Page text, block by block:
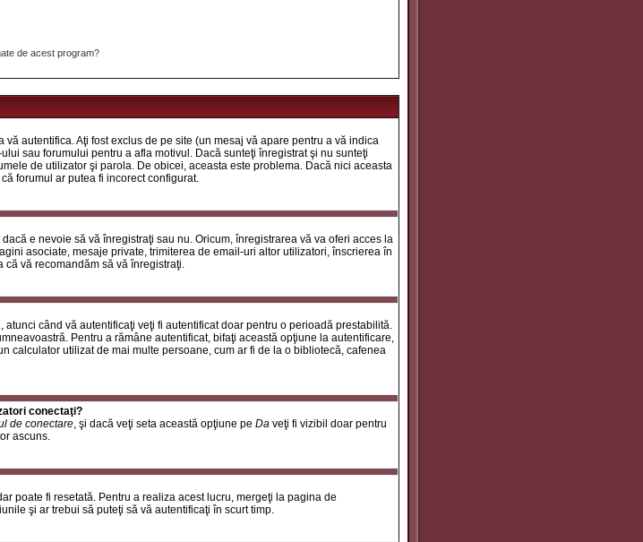
de acest program?
autentifica. Aţi fost exclus de pe site (un mesaj vă apare pentru a vă indica
sau forumului pentru a afla motivul. Dacă sunteţi înregistrat şi nu sunteţi
de utilizator şi parola. De obicei, aceasta este problema. Dacă nici aceasta
forumul ar putea fi incorect configurat.
e nevoie să vă înregistraţi sau nu. Oricum, înregistrarea vă va oferi acces la
asociate, mesaje private, trimiterea de email-uri altor utilizatori, înscrierea în
că vă recomandăm să vă înregistraţi.
, atunci când vă autentificaţi veţi fi autentificat doar pentru o perioadă prestabilită.
Pentru a rămâne autentificat, bifaţi această opţiune la autentificare,
calculator utilizat de mai multe persoane, cum ar fi de la o bibliotecă, cafenea
conectaţi?
de conectare, şi dacă veţi seta această opţiune pe Da veţi fi vizibil doar pentru
ascuns.
poate fi resetată. Pentru a realiza acest lucru, mergeţi la pagina de
şi ar trebui să puteţi să vă autentificaţi în scurt timp.